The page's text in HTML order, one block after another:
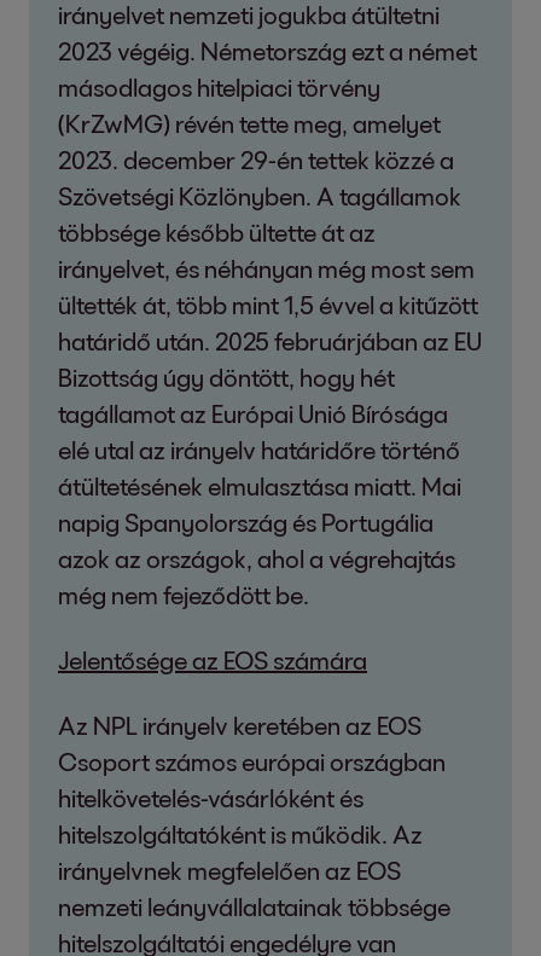
irányelvet nemzeti jogukba átültetni
2023 végéig. Németország ezt a német
másodlagos hitelpiaci törvény
(KrZwMG) révén tette meg, amelyet
2023. december 29-én tettek közzé a
Szövetségi Közlönyben. A tagállamok
többsége később ültette át az
irányelvet, és néhányan még most sem
ültették át, több mint 1,5 évvel a kitűzött
határidő után. 2025 februárjában az EU
Bizottság úgy döntött, hogy hét
tagállamot az Európai Unió Bírósága
elé utal az irányelv határidőre történő
átültetésének elmulasztása miatt. Mai
napig Spanyolország és Portugália
azok az országok, ahol a végrehajtás
még nem fejeződött be.
Jelentősége az EOS számára
Az NPL irányelv keretében az EOS
Csoport számos európai országban
hitelkövetelés-vásárlóként és
hitelszolgáltatóként is működik. Az
irányelvnek megfelelően az EOS
nemzeti leányvállalatainak többsége
hitelszolgáltatói engedélyre van